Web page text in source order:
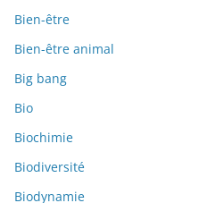
Bien-être
Bien-être animal
Big bang
Bio
Biochimie
Biodiversité
Biodynamie